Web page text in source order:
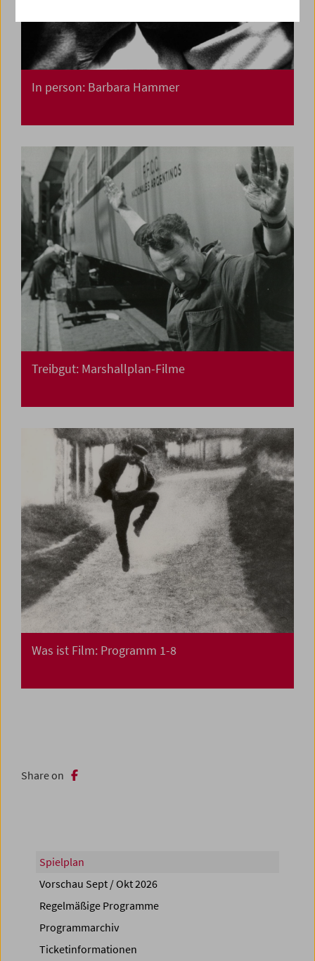
In person: Barbara Hammer
Treibgut: Marshallplan-Filme
Was ist Film: Programm 1-8
Share on
Spielplan
Vorschau Sept / Okt 2026
Regelmäßige Programme
Programmarchiv
Ticketinformationen